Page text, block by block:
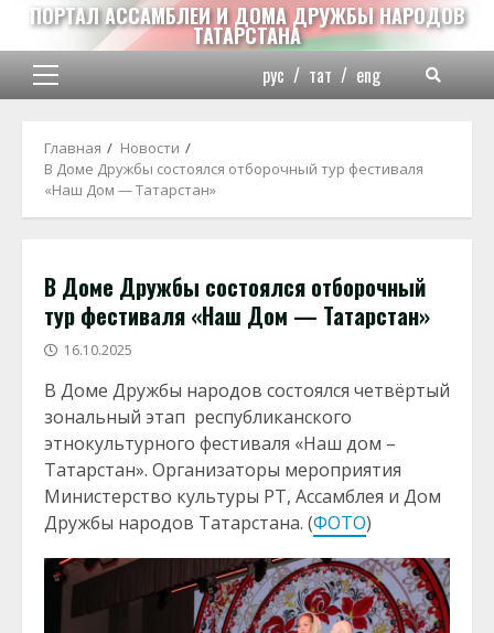
Перейти
содержимому
ПОРТАЛ АССАМБЛЕИ И ДОМА ДРУЖБЫ НАРОДОВ
ТАТАРСТАНА
Основное
рус / тат / eng
Главная
Новости
В Доме Дружбы состоялся отборочный тур фестиваля
«Наш Дом — Татарстан»
В Доме Дружбы состоялся отборочный
тур фестиваля «Наш Дом — Татарстан»
16.10.2025
В Доме Дружбы народов состоялся четвёртый
зональный этап республиканского
этнокультурного фестиваля «Наш дом –
Татарстан». Организаторы мероприятия
Министерство культуры РТ, Ассамблея и Дом
Дружбы народов Татарстана. (ФОТО)